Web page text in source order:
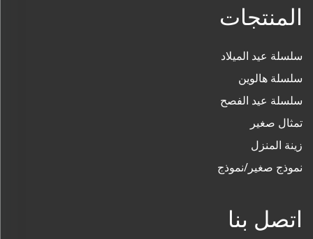
المنتجات
سلسلة عيد الميلاد
سلسلة هالوين
سلسلة عيد الفصح
تمثال صغير
زينة المنزل
نموذج صغير/نموذج
اتصل بنا